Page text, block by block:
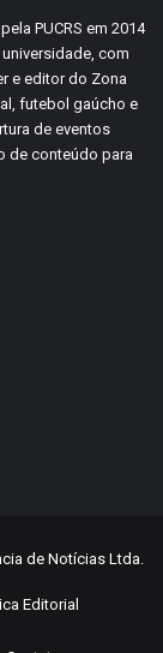
PUCRS em 2014
com
e editor do Zona
futebol gaúcho e
de eventos
de conteúdo para
de Notícias Ltda.
Editorial